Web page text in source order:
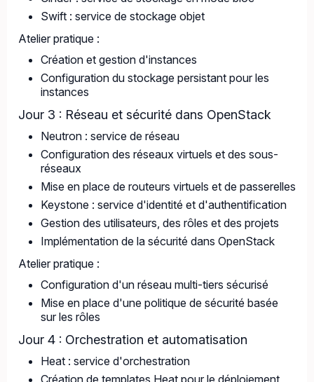
Swift : service de stockage objet
Atelier pratique :
Création et gestion d'instances
Configuration du stockage persistant pour les
instances
Jour 3 : Réseau et sécurité dans OpenStack
Neutron : service de réseau
Configuration des réseaux virtuels et des sous-
réseaux
Mise en place de routeurs virtuels et de passerelles
Keystone : service d'identité et d'authentification
Gestion des utilisateurs, des rôles et des projets
Implémentation de la sécurité dans OpenStack
Atelier pratique :
Configuration d'un réseau multi-tiers sécurisé
Mise en place d'une politique de sécurité basée
sur les rôles
Jour 4 : Orchestration et automatisation
Heat : service d'orchestration
Création de templates Heat pour le déploiement